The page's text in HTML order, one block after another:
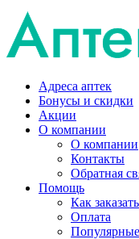
Адреса аптек
Бонусы и скидки
Акции
О компании
О компании
Контакты
Обратная
Помощь
Как заказать
Оплата